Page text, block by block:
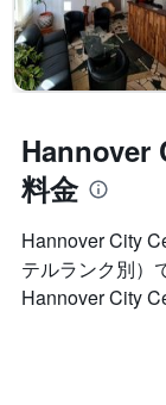
Hannover
料金
Hannover City
テルランク別）
Hannover City